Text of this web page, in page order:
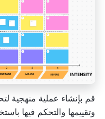
قم بإنشاء عملية منهجية
وتقييمها والتحكم فيها